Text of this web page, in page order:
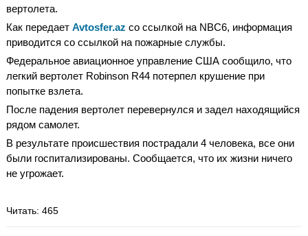
вертолета.
Как передает Avtosfer.az со ссылкой на NBC6, информация
приводится со ссылкой на пожарные службы.
Федеральное авиационное управление США сообщило, что
легкий вертолет Robinson R44 потерпел крушение при
попытке взлета.
После падения вертолет перевернулся и задел находящийся
рядом самолет.
В результате происшествия пострадали 4 человека, все они
были госпитализированы. Сообщается, что их жизни ничего
не угрожает.
Читать: 465